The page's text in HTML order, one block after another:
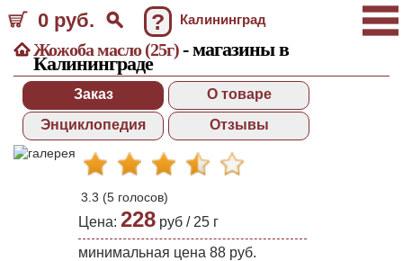
0 руб. ? Калининград
Жожоба масло (25г)- магазины в
Калининграде
Заказ
О товаре
Энциклопедия
Отзывы
3.3 (5 голосов)
Цена: 228 руб / 25 г
минимальная цена 88 руб.